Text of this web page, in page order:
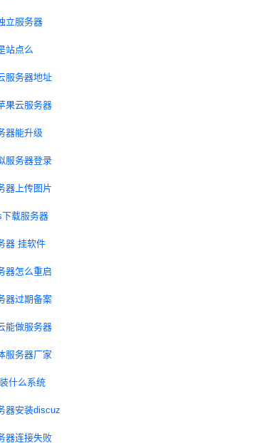
立服务器
站点么
服务器地址
果云服务器
器能升级
服务器登录
器上传图片
下载服务器
器 挂软件
器怎么重启
器过期备案
能做服务器
服务器厂家
什么系统
器安装discuz
器连接失败